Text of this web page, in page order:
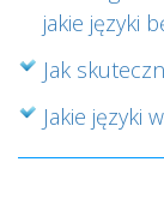
jakie języki
Jak
Jakie języki